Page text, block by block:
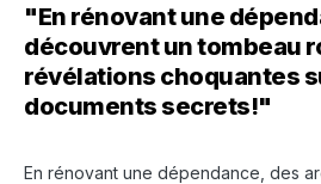
"En rénovant une
découvrent un tombeau
révélations choquantes
documents secrets!"
En rénovant une dépendance, des